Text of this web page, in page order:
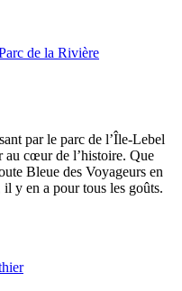
de la Rivière
par le parc de l’Île-Lebel
au cœur de l’histoire. Que
Bleue des Voyageurs en
y en a pour tous les goûts.